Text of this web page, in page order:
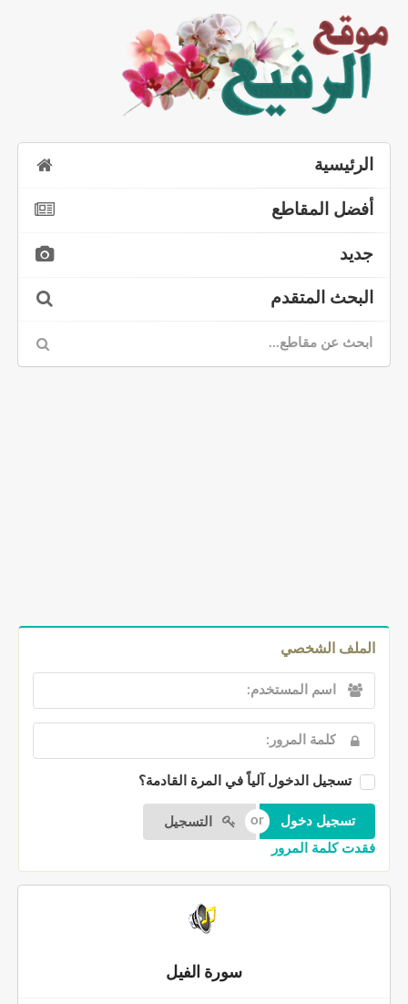
الرئيسية
أفضل المقاطع
جديد
البحث المتقدم
الملف الشخصي
تسجيل الدخول آلياً في المرة القادمة؟
التسجيل
فقدت كلمة المرور
سورة الفيل